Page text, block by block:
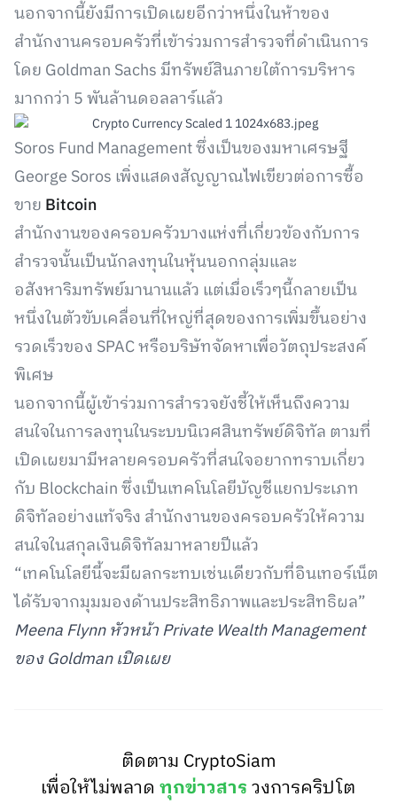
นอกจากนี้ยังมีการเปิดเผยอีกว่าหนึ่งในห้าของ
สำนักงานครอบครัวที่เข้าร่วมการสำรวจที่ดำเนินการ
โดย Goldman Sachs มีทรัพย์สินภายใต้การบริหาร
มากกว่า 5 พันล้านดอลลาร์แล้ว
Soros Fund Management ซึ่งเป็นของมหาเศรษฐี
George Soros เพิ่งแสดงสัญญาณไฟเขียวต่อการซื้อ
ขาย Bitcoin
สำนักงานของครอบครัวบางแห่งที่เกี่ยวข้องกับการ
สำรวจนั้นเป็นนักลงทุนในหุ้นนอกกลุ่มและ
อสังหาริมทรัพย์มานานแล้ว แต่เมื่อเร็วๆนี้กลายเป็น
หนึ่งในตัวขับเคลื่อนที่ใหญ่ที่สุดของการเพิ่มขึ้นอย่าง
รวดเร็วของ SPAC หรือบริษัทจัดหาเพื่อวัตถุประสงค์
พิเศษ
นอกจากนี้ผู้เข้าร่วมการสำรวจยังชี้ให้เห็นถึงความ
สนใจในการลงทุนในระบบนิเวศสินทรัพย์ดิจิทัล ตามที่
เปิดเผยมามีหลายครอบครัวที่สนใจอยากทราบเกี่ยว
กับ Blockchain ซึ่งเป็นเทคโนโลยีบัญชีแยกประเภท
ดิจิทัลอย่างแท้จริง สำนักงานของครอบครัวให้ความ
สนใจในสกุลเงินดิจิทัลมาหลายปีแล้ว
“เทคโนโลยีนี้จะมีผลกระทบเช่นเดียวกับที่อินเทอร์เน็ต
ได้รับจากมุมมองด้านประสิทธิภาพและประสิทธิผล”
Meena Flynn หัวหน้า Private Wealth Management
ของ Goldman เปิดเผย
ติดตาม CryptoSiam
เพื่อให้ไม่พลาดทุกข่าวสารวงการคริปโต